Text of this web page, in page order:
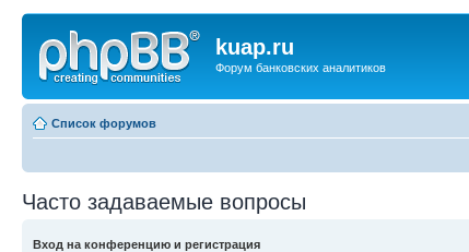
kuap.ru
Форум банковских аналитиков
Список форумов
Часто задаваемые вопросы
Вход на конференцию и регистрация